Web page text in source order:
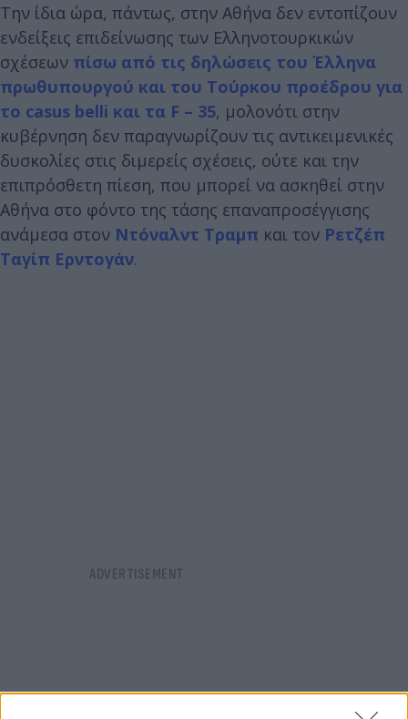
Την ίδια ώρα, πάντως, στην Αθήνα δεν εντοπίζουν
ενδείξεις επιδείνωσης των Ελληνοτουρκικών
σχέσεων πίσω από τις δηλώσεις του Έλληνα
πρωθυπουργού και του Τούρκου προέδρου για
το casus belli και τα F – 35, μολονότι στην
κυβέρνηση δεν παραγνωρίζουν τις αντικειμενικές
δυσκολίες στις διμερείς σχέσεις, ούτε και την
επιπρόσθετη πίεση, που μπορεί να ασκηθεί στην
Αθήνα στο φόντο της τάσης επαναπροσέγγισης
ανάμεσα στον Ντόναλντ Τραμπ και τον Ρετζέπ
Ταγίπ Ερντογάν.